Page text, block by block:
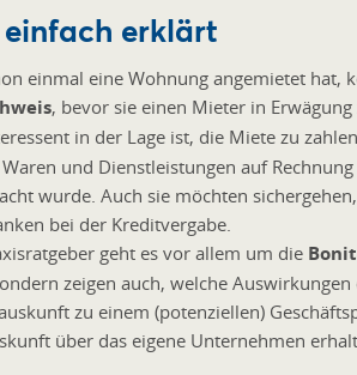
erklärt
einmal eine Wohnung angemietet hat,
, bevor sie einen Mieter in
in der Lage ist, die Miete zu
und Dienstleistungen auf
wurde. Auch sie möchten
bei der Kreditvergabe.
geht es vor allem um die
zeigen auch, welche
zu einem (potenziellen)
über das eigene Unternehmen